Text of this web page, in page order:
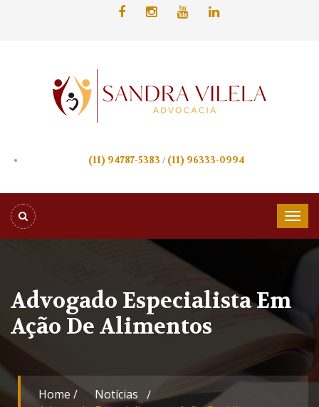
(11) 94787-5383 / (11) 96333-0994
Advogado Especialista Em
Ação De Alimentos
Home /
Notícias